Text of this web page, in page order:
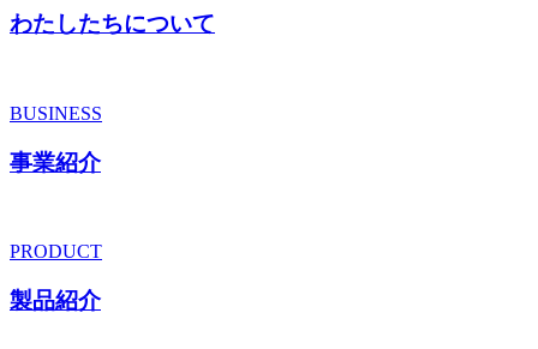
わたしたちについて
BUSINESS
事業紹介
PRODUCT
製品紹介